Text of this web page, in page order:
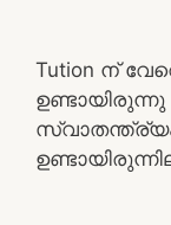
Tution ന്